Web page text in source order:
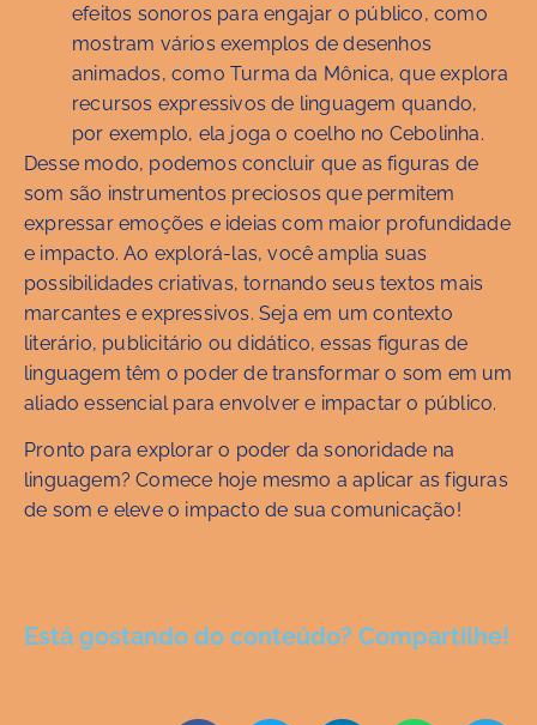
efeitos sonoros para engajar o público, como
mostram vários exemplos de desenhos
animados, como Turma da Mônica, que explora
recursos expressivos de linguagem quando,
por exemplo, ela joga o coelho no Cebolinha.
Desse modo, podemos concluir que as figuras de
som são instrumentos preciosos que permitem
expressar emoções e ideias com maior profundidade
e impacto. Ao explorá-las, você amplia suas
possibilidades criativas, tornando seus textos mais
marcantes e expressivos. Seja em um contexto
literário, publicitário ou didático, essas figuras de
linguagem têm o poder de transformar o som em um
aliado essencial para envolver e impactar o público.
Pronto para explorar o poder da sonoridade na
linguagem? Comece hoje mesmo a aplicar as figuras
de som e eleve o impacto de sua comunicação!
Está gostando do conteúdo? Compartilhe!